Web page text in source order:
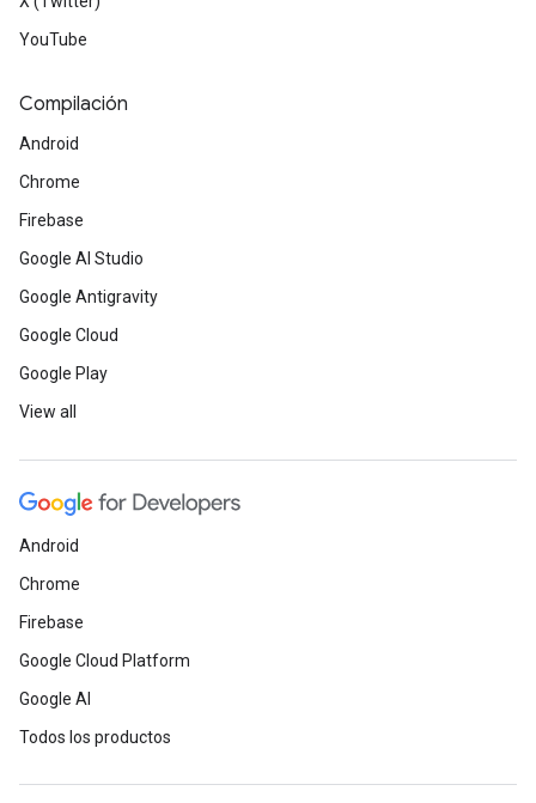
YouTube
Compilación
Android
Chrome
Firebase
Google AI Studio
Google Antigravity
Google Cloud
Google Play
View all
Android
Chrome
Firebase
Google Cloud Platform
Google AI
Todos los productos